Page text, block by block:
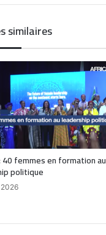
similaires
femmes en formation au
politique